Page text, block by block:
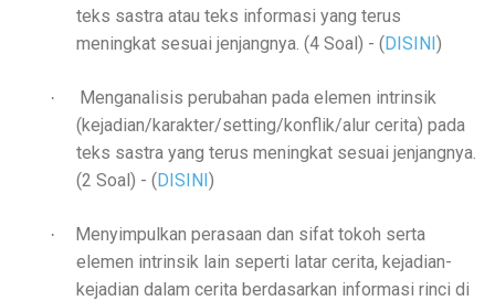
teks sastra atau teks informasi yang terus
meningkat sesuai jenjangnya. (4 Soal) - (DISINI)
·
Menganalisis perubahan pada elemen intrinsik
(kejadian/karakter/setting/konflik/alur cerita) pada
teks sastra yang terus meningkat sesuai jenjangnya.
(2 Soal) - (DISINI)
·
Menyimpulkan perasaan dan sifat tokoh serta
elemen intrinsik lain seperti latar cerita, kejadian-
kejadian dalam cerita berdasarkan informasi rinci di